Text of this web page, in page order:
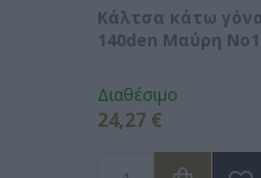
Κάλτσα κάτω
140den Μαύρη No1
Διαθέσιμο
24,27 €